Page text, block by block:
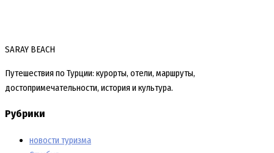
SARAY BEACH
Путешествия по Турции: курорты, отели, маршруты,
достопримечательности, история и культура.
Рубрики
новости туризма